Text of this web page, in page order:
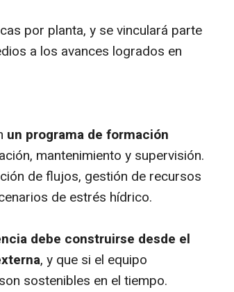
por planta, y se vinculará parte
a los avances logrados en
un programa de formación
mantenimiento y supervisión.
de flujos, gestión de recursos
de estrés hídrico.
debe construirse desde el
, y que si el equipo
sostenibles en el tiempo.